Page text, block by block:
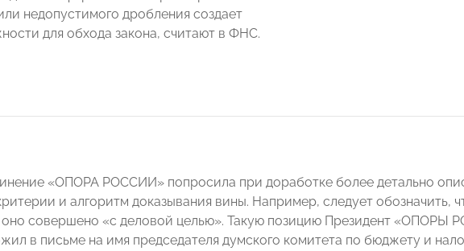
недопустимого дробления создает
для обхода закона, считают в ФНС.
«ОПОРА РОССИИ» попросила при доработке более детально
и алгоритм доказывания вины. Например, следует обозначить,
оно совершено «с деловой целью». Такую позицию Президент «ОПОРЫ
в письме на имя председателя думского комитета по бюджету и